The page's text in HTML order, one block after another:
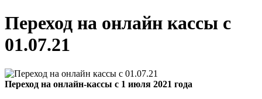
Переход на онлайн кассы с
01.07.21
Переход на онлайн-кассы с 1 июля 2021 года